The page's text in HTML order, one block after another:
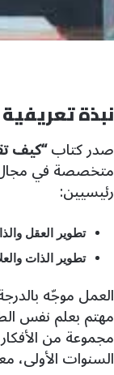
نبذة
صدر كتاب“كيف
متخصصة في مجال
رئيسيين:
تطوير العقل
تطوير الذات
العمل موجّه
مهتم بعلم نفس
مجموعة من
السنوات الأولى،